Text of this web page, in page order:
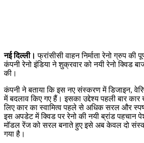
नई दिल्ली। फ्रांसीसी वाहन निर्माता रेनो ग्रुप की
कंपनी रेनो इंडिया ने शुक्रवार को नयी रेनो क्विड
की।
कंपनी ने बताया कि इस नए संस्करण में डिजाइन,
में बदलाव किए गए हैं। इसका उद्देश्य पहली बार
लिए कार का स्वामित्व पहले से अधिक सरल और
इस अपडेट में क्विड पर रेनो की नयी ब्रांड पहचान
मॉडल रेंज को सरल बनाते हुए इसे अब केवल दो
गया है।